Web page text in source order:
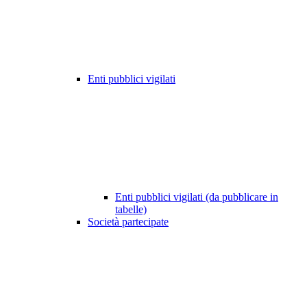
Enti pubblici vigilati
Enti pubblici vigilati (da pubblicare in
tabelle)
Società partecipate